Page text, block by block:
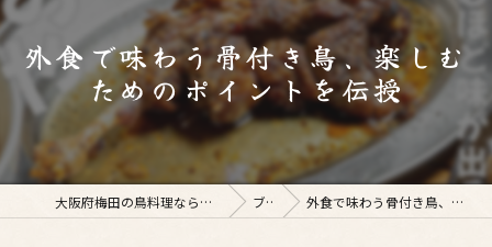
外食で味わう骨付き鳥、楽しむ
ためのポイントを伝授
大阪府梅田の鳥料理なら釜焼鳥本舗おやひなや 梅田店 ブログ 外食で味わう骨付き鳥、楽しむためのポイントを伝授